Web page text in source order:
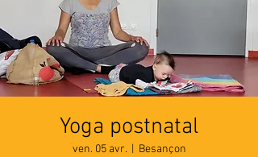
Yoga postnatal
ven. 05 avr.
  |
Besançon